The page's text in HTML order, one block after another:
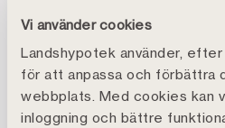
Vi använder cookies
Landshypotek använder,
för att anpassa och förbättra
webbplats. Med cookies kan
inloggning och bättre
Johansson, Per Lindblad
Bank, och entreprenören
att vara grisbonde i Junsele